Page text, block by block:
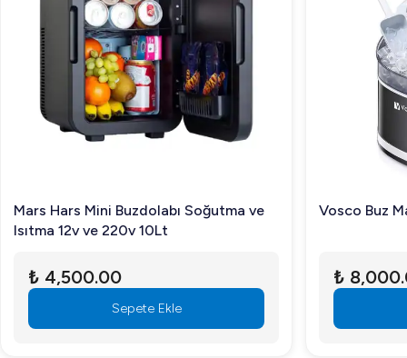
Mars Hars Mini Buzdolabı Soğutma ve
Isıtma 12v ve 220v 10Lt
₺ 4,500.00
Sepete Ekle
Vosco Buz
₺